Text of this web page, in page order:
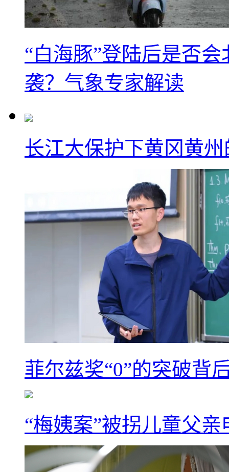
“白海豚”登陆后是否
袭？气象专家解读
长江大保护下黄冈黄
菲尔兹奖“0”的突破背
“梅姨案”被拐儿童父